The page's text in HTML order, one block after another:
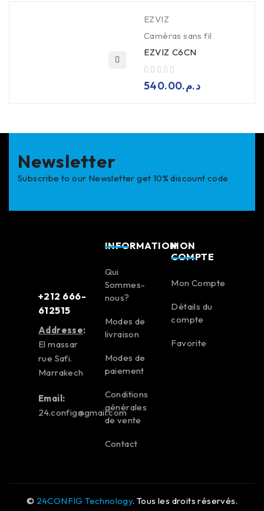
EZVIZ
Caméras sans fil
EZVIZ C6CN
د.م.540.00
Newsletter
Subscribe to our Newsletter get 10% discount code
+212 666-
612515
Addresse:
El massar
rue Safi.
Marrakech
Email:
24.config@gmail.com
INFORMATION
Qui
Sommes-
nous?
Modes de
livraison
Modes de
paiement
Conditions
générales
de vente
Contact
MON
COMPTE
Mon Compte
Détails du
compte
Favorite
© 24CONFIG Technology. Tous les droits réservés.